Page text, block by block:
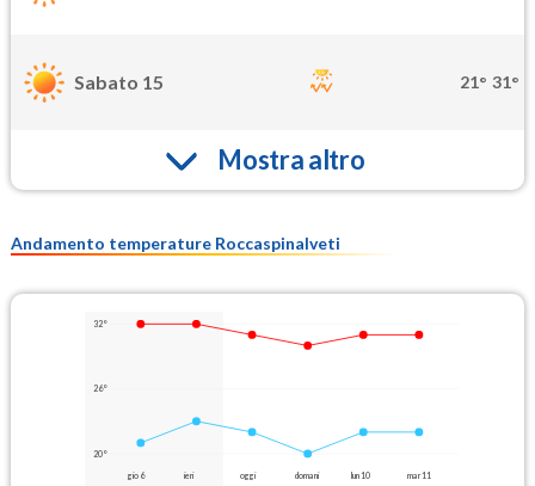
Sabato 15 21° 31°
Mostra altro
Andamento temperature Roccaspinalveti
32°
26°
20°
gio 6 ieri oggi domani lun 10 mar 11